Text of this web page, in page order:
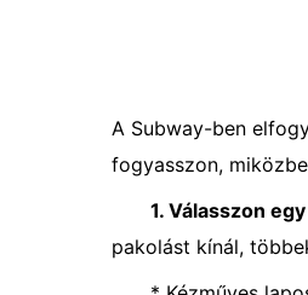
A Subway-ben
fogyasszon,
1. Válasszon
pakolást kínál,